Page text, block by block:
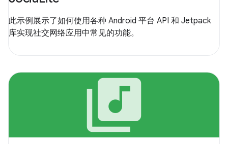
此示例展示了如何使用各种 Android 平台 API 和 Jetpack
库实现社交网络应用中常见的功能。
library_music